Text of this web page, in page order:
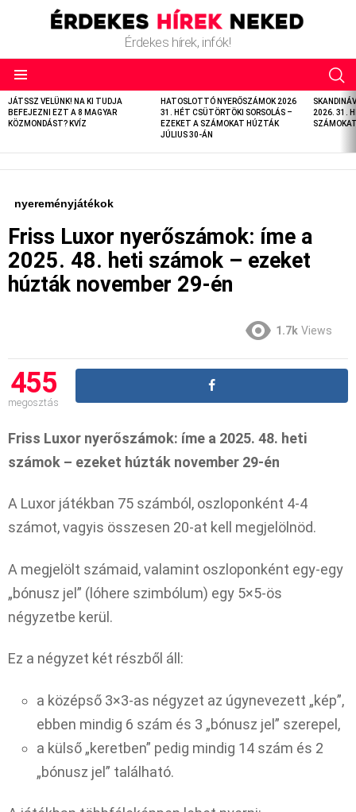
Érdekes hírek, infók!
LATEST
STORIES
JÁTSSZ VELÜNK! NA KI TUDJA
BEFEJEZNI EZT A 8 MAGYAR
KÖZMONDÁST? KVÍZ
HATOSLOTTÓ NYERŐSZÁMOK 2026
31. HÉT CSÜTÖRTÖKI SORSOLÁS –
EZEKET A SZÁMOKAT HÚZTÁK
JÚLIUS 30-ÁN
2026. 31.
nyereményjátékok
Friss Luxor nyerőszámok: íme a
2025. 48. heti számok – ezeket
húzták november 29-én
1.7k Views
455
megosztás
Friss Luxor nyerőszámok: íme a 2025. 48. heti
számok – ezeket húzták november 29-én
A Luxor játékban 75 számból, oszloponként 4-4
számot, vagyis összesen 20-at kell megjelölnöd.
A megjelölt számaid, valamint oszloponként egy-egy
„bónusz jel” (lóhere szimbólum) egy 5×5-ös
négyzetbe kerül.
Ez a négyzet két részből áll:
a középső 3×3-as négyzet az úgynevezett „kép”,
ebben mindig 6 szám és 3 „bónusz jel” szerepel,
a külső „keretben” pedig mindig 14 szám és 2
„bónusz jel” található.